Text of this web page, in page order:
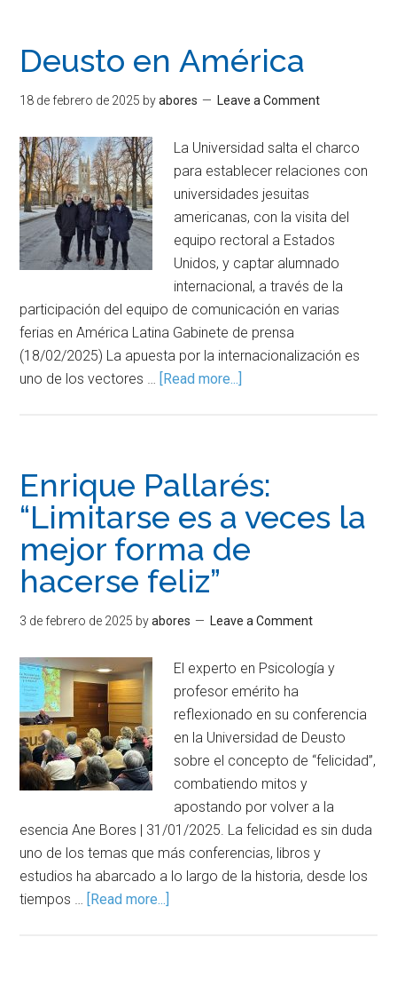
Deusto en América
18 de febrero de 2025 byabores Leave a Comment
La Universidad salta el charco
para establecer relaciones con
universidades jesuitas
americanas, con la visita del
equipo rectoral a Estados
Unidos, y captar alumnado
internacional, a través de la
participación del equipo de comunicación en varias
ferias en América Latina Gabinete de prensa
(18/02/2025) La apuesta por la internacionalización es
uno de los vectores … [Read more...]
Enrique Pallarés:
“Limitarse es a veces la
mejor forma de
hacerse feliz”
3 de febrero de 2025 byabores Leave a Comment
El experto en Psicología y
profesor emérito ha
reflexionado en su conferencia
en la Universidad de Deusto
sobre el concepto de “felicidad”,
combatiendo mitos y
apostando por volver a la
esencia Ane Bores | 31/01/2025. La felicidad es sin duda
uno de los temas que más conferencias, libros y
estudios ha abarcado a lo largo de la historia, desde los
tiempos … [Read more...]